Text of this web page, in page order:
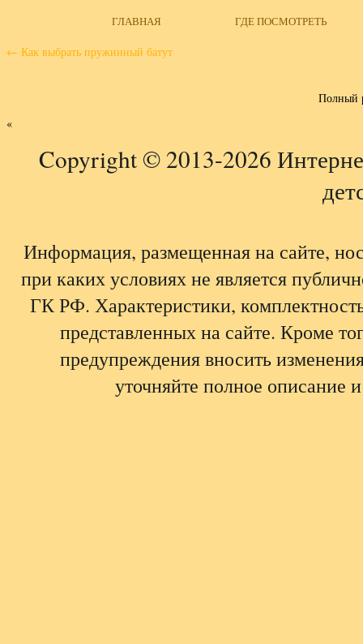
ГЛАВНАЯ ГДЕ ПОСМОТРЕТЬ
← Как выбрать пружинный батут
Полный
«
Copyright © 2013-2026
Информация, размещенная на сайте,
при каких условиях не является
ГК РФ. Характеристики,
представленных на сайте. Кроме
предупреждения вносить
уточняйте полное описание